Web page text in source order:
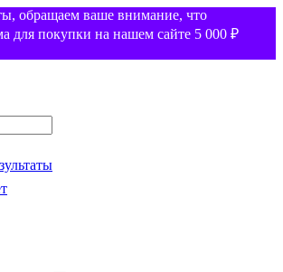
обращаем ваше внимание, что
для покупки на нашем сайте 5 000 ₽